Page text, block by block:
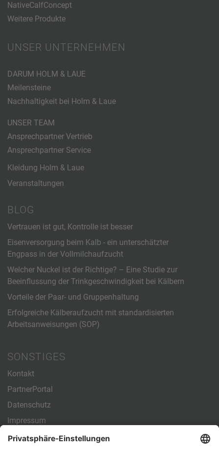
NativeCalfConcept
Weitere Produkte
UNSER UNTERNEHMEN
DARUM HOLM & LAUE
Meilensteine
Nachhaltigkeit bei Holm & Laue
UNSER TEAM
Ansprechpartner Vertrieb
Ansprechpartner Service
Kleidung Holm & Laue
Veranstaltungen
BLOG
Vertrauen ist gut, Kontrolle ist besser
Eisenversorgung beim Kalb - ein unterschätzter
Engpass in der Vollmilchaufzucht
Welcher Nuckel ist der Richtige? – Eine Studie zur
Beeinflussung der Trinkgeschwindigkeit bei Kälbern
Vorteile der Paar- und Gruppenhaltung
Erfolgreiche Kälberaufzucht mit standardisierten
Arbeitsanweisungen (SOP)
SONSTIGES
Kontakt
PartnerPortal
Datenschutz
Impressum
Allgemeine Geschäftsbedingungen